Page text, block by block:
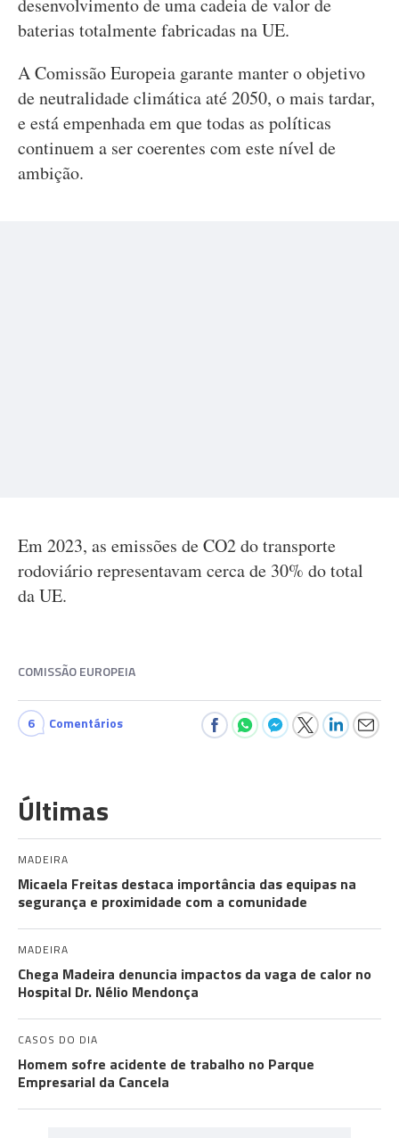
desenvolvimento de uma cadeia de valor de
baterias totalmente fabricadas na UE.
A Comissão Europeia garante manter o objetivo
de neutralidade climática até 2050, o mais tardar,
e está empenhada em que todas as políticas
continuem a ser coerentes com este nível de
ambição.
Em 2023, as emissões de CO2 do transporte
rodoviário representavam cerca de 30% do total
da UE.
COMISSÃO EUROPEIA
6 Comentários
Últimas
MADEIRA
Micaela Freitas destaca importância das equipas na
segurança e proximidade com a comunidade
MADEIRA
Chega Madeira denuncia impactos da vaga de calor no
Hospital Dr. Nélio Mendonça
CASOS DO DIA
Homem sofre acidente de trabalho no Parque
Empresarial da Cancela